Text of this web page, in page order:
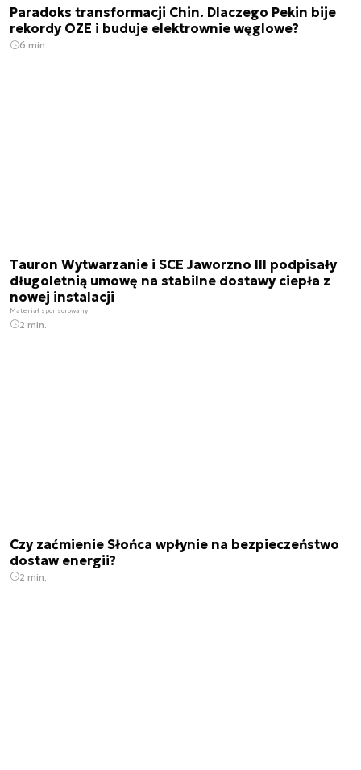
Paradoks transformacji Chin. Dlaczego Pekin bije
rekordy OZE i buduje elektrownie węglowe?
6 min.
Tauron Wytwarzanie i SCE Jaworzno III podpisały
długoletnią umowę na stabilne dostawy ciepła z
nowej instalacji
Materiał sponsorowany
2 min.
Czy zaćmienie Słońca wpłynie na bezpieczeństwo
dostaw energii?
2 min.